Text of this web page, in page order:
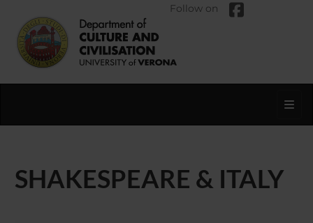
Follow on
SHAKESPEARE & ITALY